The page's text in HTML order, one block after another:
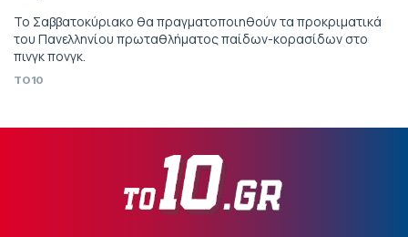
Το Σαββατοκύριακο θα πραγματοποιηθούν τα προκριματικά
του Πανελληνίου πρωταθλήματος παίδων-κορασίδων στο
πινγκ πονγκ.
TO10